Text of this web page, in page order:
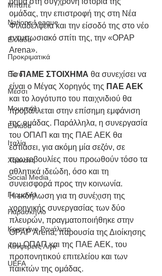
Μπαπέ
Nations League
Ελλάδα
Προκριματικά
Euro
Μέσσι
Μουντιάλ
Ελλάδα
Ιταλία
Χάαλαντ
Social Media
Γερμανία
Παρασκήνιο
Κριστιάνο Ρονάλντο
Κόνφερενς Λιγκ
UEFA
ομάδας, την επιστροφή της στη Νέα
Φιλαδέλφεια και την είσοδό της στο νέο
εντυπωσιακό σπίτι της, την «OPAP
Arena».
Το ΠΑΜΕ ΣΤΟΙΧΗΜΑ θα συνεχίσει να
είναι ο Μέγας Χορηγός της ΠΑΕ ΑΕΚ
και το λογότυπο του παιχνιδιού θα
προβάλλεται στην επίσημη εμφάνιση
της ομάδας. Παράλληλα, η συνεργασία
του ΟΠΑΠ και της ΠΑΕ ΑΕΚ θα
εστιάσει, για ακόμη μία σεζόν, σε
πρωτοβουλίες που προωθούν τόσο τα
αθλητικά ιδεώδη, όσο και τη
συνεισφορά προς την κοινωνία.
H εκδήλωση για τη συνέχιση της
χορηγικής συνεργασίας των δύο
πλευρών, πραγματοποιήθηκε στην
OPAP Arena, παρουσία της Διοίκησης
του ΟΠΑΠ και της ΠΑΕ ΑΕΚ, του
προπονητικού επιτελείου και των
παικτών της ομάδας.